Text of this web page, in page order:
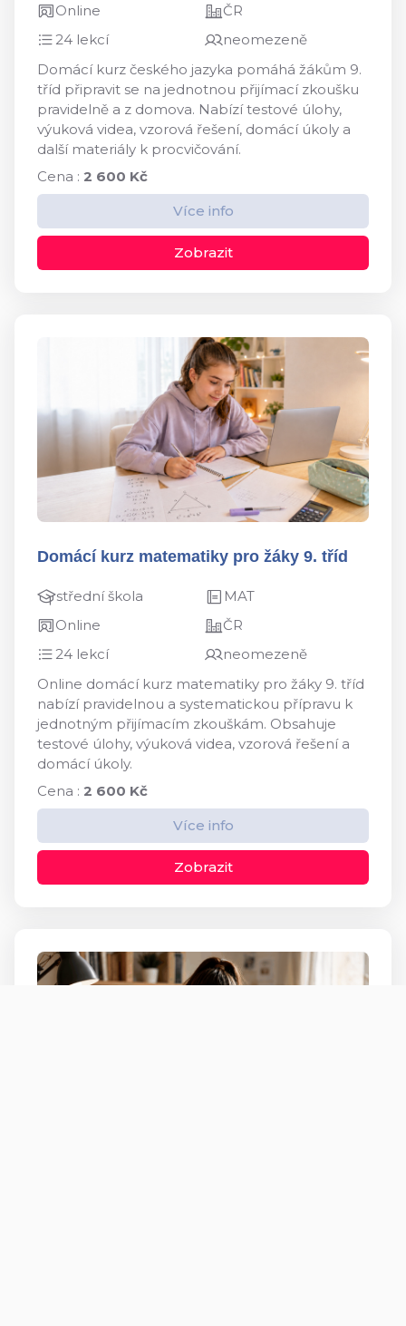
Online
ČR
24 lekcí
neomezeně
Domácí kurz českého jazyka pomáhá žákům 9.
tříd připravit se na jednotnou přijímací zkoušku
pravidelně a z domova. Nabízí testové úlohy,
výuková videa, vzorová řešení, domácí úkoly a
další materiály k procvičování.
Cena : 2 600 Kč
Více info
Zobrazit
Domácí kurz matematiky pro žáky 9. tříd
střední škola
MAT
Online
ČR
24 lekcí
neomezeně
Online domácí kurz matematiky pro žáky 9. tříd
nabízí pravidelnou a systematickou přípravu k
jednotným přijímacím zkouškám. Obsahuje
testové úlohy, výuková videa, vzorová řešení a
domácí úkoly.
Cena : 2 600 Kč
Více info
Zobrazit